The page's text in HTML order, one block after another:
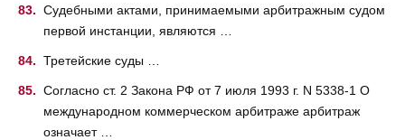
Судебными актами, принимаемыми арбитражным судом
первой инстанции, являются …
Третейские суды …
Согласно ст. 2 Закона РФ от 7 июля 1993 г. N 5338-1 О
международном коммерческом арбитраже арбитраж
означает …